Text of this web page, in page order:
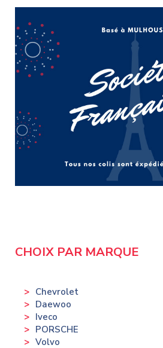
CHOIX PAR MARQUE
Chevrolet
Daewoo
Iveco
PORSCHE
Volvo